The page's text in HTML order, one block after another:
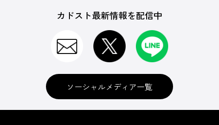
カドスト最新情報を配信中
ソーシャルメディア一覧